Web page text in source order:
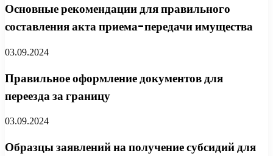
Основные рекомендации для правильного
составления акта приема-передачи имущества
03.09.2024
Правильное оформление документов для
переезда за границу
03.09.2024
Образцы заявлений на получение субсидий для